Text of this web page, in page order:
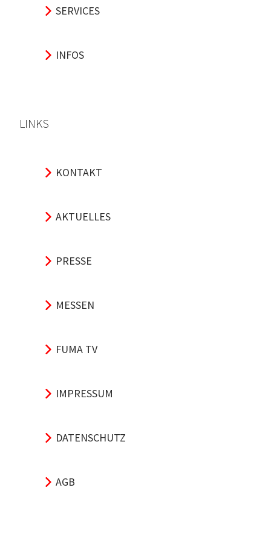
SERVICES
INFOS
LINKS
KONTAKT
AKTUELLES
PRESSE
MESSEN
FUMA TV
IMPRESSUM
DATENSCHUTZ
AGB